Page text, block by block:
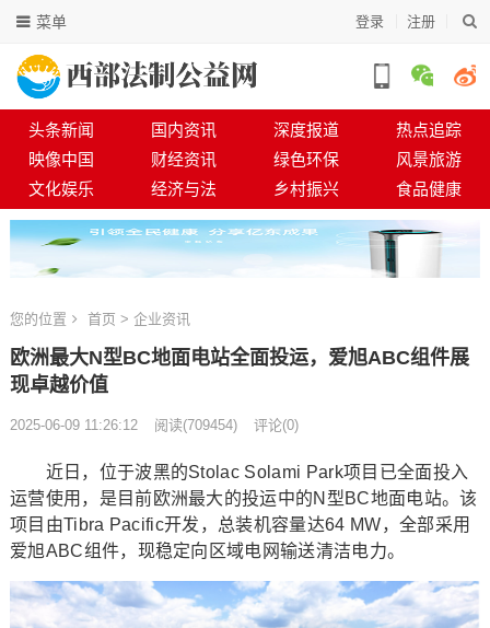
登录 注册
菜单
头条新闻 国内资讯 深度报道
热点追踪
映像中国
财经资讯 绿色环保
风景旅游
文化娱乐
经济与法 乡村振兴 食品健康
您的位置 首页 > 企业资讯
欧洲最大N型BC地面电站全面投运，爱旭ABC组件展
现卓越价值
2025-06-09 11:26:12 阅读(709454) 评论(0)
近日，位于波黑的Stolac Solami Park项目已全面投入
运营使用，是目前欧洲最大的投运中的N型BC地面电站。该
项目由Tibra Pacific开发，总装机容量达64 MW，全部采用
爱旭ABC组件，现稳定向区域电网输送清洁电力。